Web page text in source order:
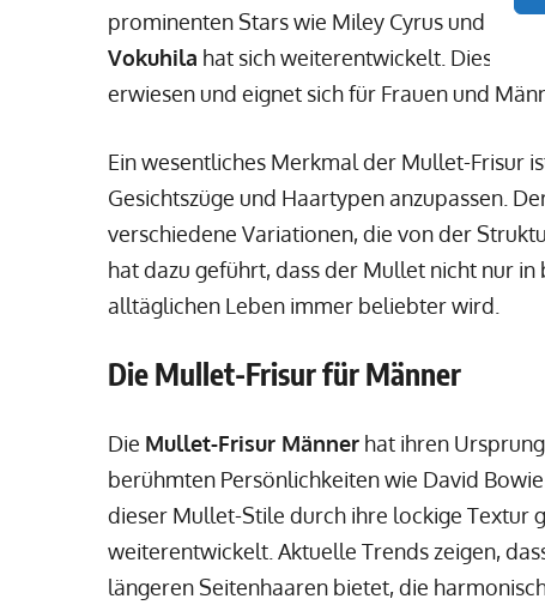
prominenten Stars wie Miley Cyrus und Dua
Vokuhila hat sich weiterentwickelt. Diese
erwiesen und eignet sich für Frauen und
Ein wesentliches Merkmal der Mullet-Frisur
Gesichtszüge und Haartypen anzupassen.
verschiedene Variationen, die von der
hat dazu geführt, dass der Mullet nicht nur
alltäglichen Leben immer beliebter wird.
Die Mullet-Frisur für Männer
Die Mullet-Frisur Männer hat ihren
berühmten Persönlichkeiten wie David
dieser Mullet-Stile durch ihre lockige Textur
weiterentwickelt. Aktuelle Trends zeigen,
längeren Seitenhaaren bietet, die